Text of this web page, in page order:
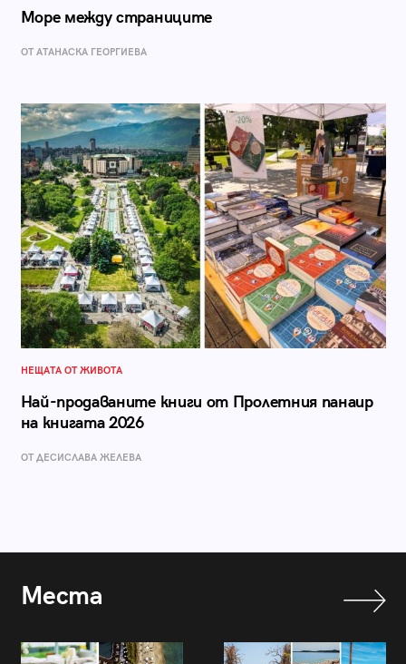
Море между страниците
ОТ АТАНАСКА ГЕОРГИЕВА
НЕЩАТА ОТ ЖИВОТА
Най-продаваните книги от Пролетния панаир
на книгата 2026
ОТ ДЕСИСЛАВА ЖЕЛЕВА
Места